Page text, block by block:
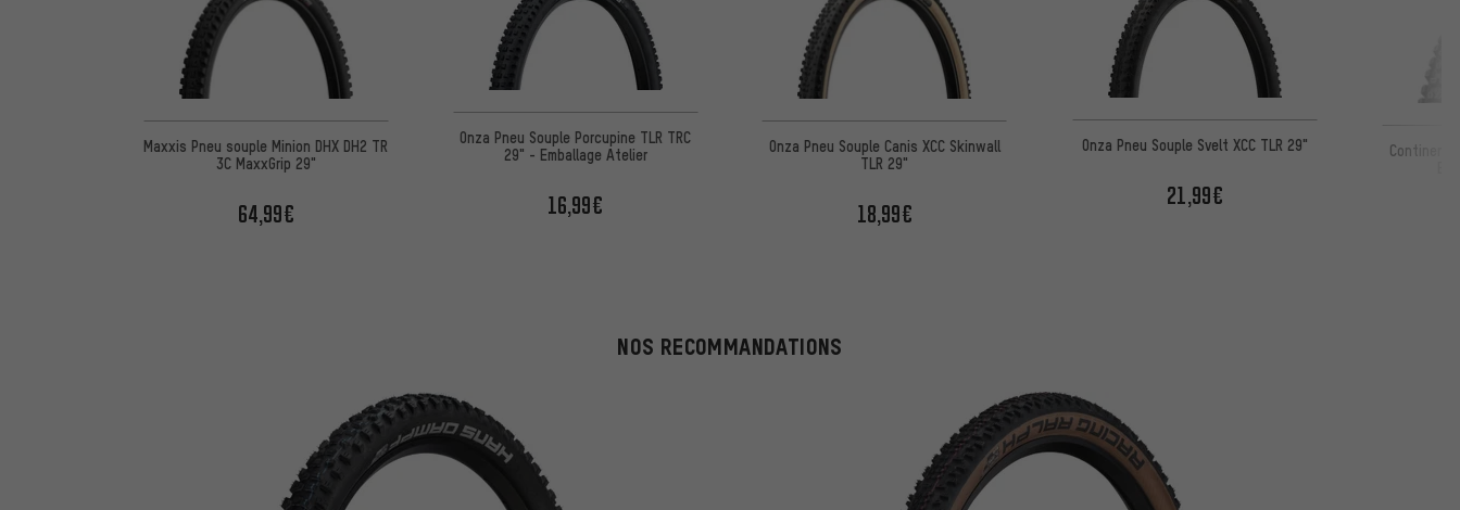
Maxxis Pneu souple Minion DHX DH2 TR
3C MaxxGrip 29"
64,99€
Onza Pneu Souple Porcupine TLR TRC
29" - Emballage Atelier
16,99€
Onza Pneu Souple Canis XCC Skinwall
TLR 29"
18,99€
Onza Pneu Souple Svelt XCC TLR 29"
21,99€
NOS RECOMMANDATIONS